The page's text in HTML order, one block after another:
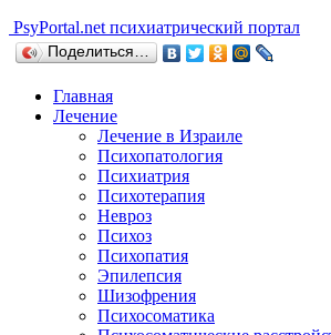
PsyPortal.net психиатрический портал
Поделиться…
Главная
Лечение
Лечение в Израиле
Психопатология
Психиатрия
Психотерапия
Невроз
Психоз
Психопатия
Эпилепсия
Шизофрения
Психосоматика